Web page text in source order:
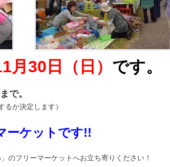
月30日（日） です。
で。
か決定します）
ケットです!!
のフリーマーケットへお立ち寄りください！